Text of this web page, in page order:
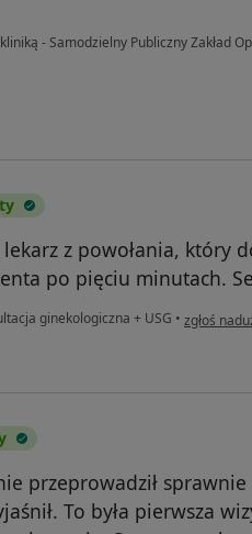
- Samodzielny Publiczny Zakład
z powołania, który
po pięciu minutach.
ginekologiczna + USG • w opinii
zgłoś
przeprowadził
To była pierwsza